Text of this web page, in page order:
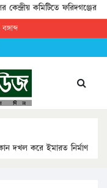
কমিটিতে ফরিদগঞ্জের
দখল করে ইমারত নির্মাণ